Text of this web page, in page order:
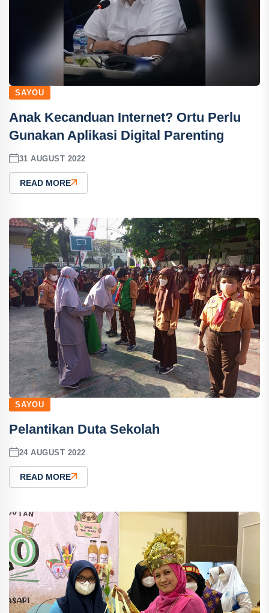
SAYOU
Anak Kecanduan Internet? Ortu Perlu
Gunakan Aplikasi Digital Parenting
31 AUGUST 2022
READ MORE
SAYOU
Pelantikan Duta Sekolah
24 AUGUST 2022
READ MORE